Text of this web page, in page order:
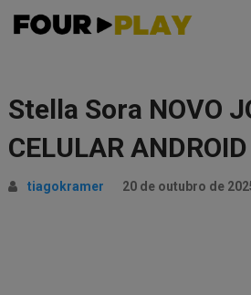
Stella Sora NOVO
CELULAR
tiagokramer 20 de outubro de